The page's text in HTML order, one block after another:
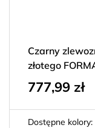
Czarny
złotego
777,99 zł
Dostępne kolory: